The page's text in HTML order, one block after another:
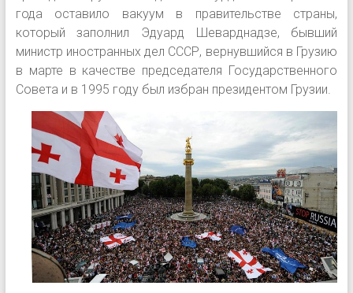
года оставило вакуум в правительстве страны,
который заполнил Эдуард Шеварднадзе, бывший
министр иностранных дел СССР, вернувшийся в Грузию
в марте в качестве председателя Государственного
Совета и в 1995 году был избран президентом Грузии.